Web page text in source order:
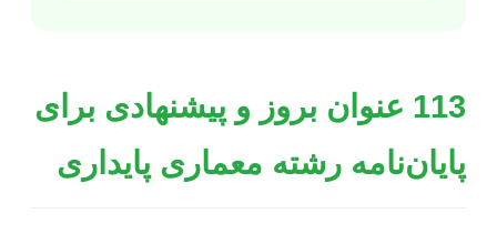
113 عنوان بروز و پیشنهادی برای
پایان‌نامه رشته معماری پایداری